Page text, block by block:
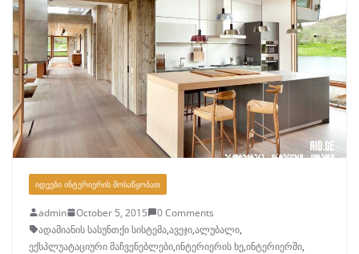
ᲘᲓᲔᲔᲑᲘ ᲘᲜᲢᲔᲠᲘᲔᲠᲘᲡ ᲛᲝᲡᲐᲬᲧᲝᲑᲐᲗ
admin October 5, 2015
0 Comments
ადამიანის სასუნთქი სისტემა,ავეჯი,ალუბალი,
ექსპლუატაციური მაჩვენებლები,ინტერიერის ხე,ინტერიერში,